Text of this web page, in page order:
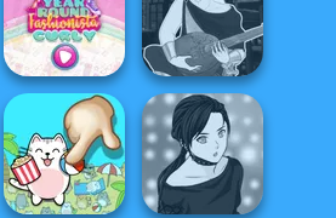
Pin-up Jessica
ASMR Beauty
Japanese Spa
Year Round
Fashionista Curly
Manga Creator -
Fantasy World...